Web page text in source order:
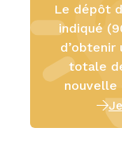
Le dépôt
indiqué
totale
nouvelle